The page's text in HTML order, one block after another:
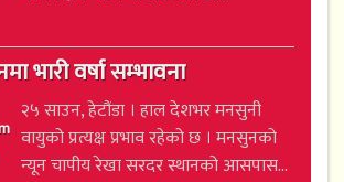
भारी वर्षा सम्भावना
२५ साउन, हेटौंडा । हाल देशभर मनसुनी
वायुको प्रत्यक्ष प्रभाव रहेको छ । मनसुनको
न्यून चापीय रेखा सरदर स्थानको आसपास...